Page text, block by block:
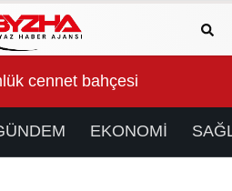
Su Sorunu
EKONOMİ